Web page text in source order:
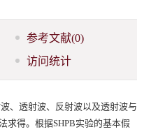
参考文献(0)
访问统计
、透射波、反射波以及透射波与
求得。根据SHPB实验的基本假